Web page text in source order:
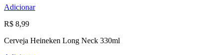
Adicionar
R$ 8,99
Cerveja Heineken Long Neck 330ml